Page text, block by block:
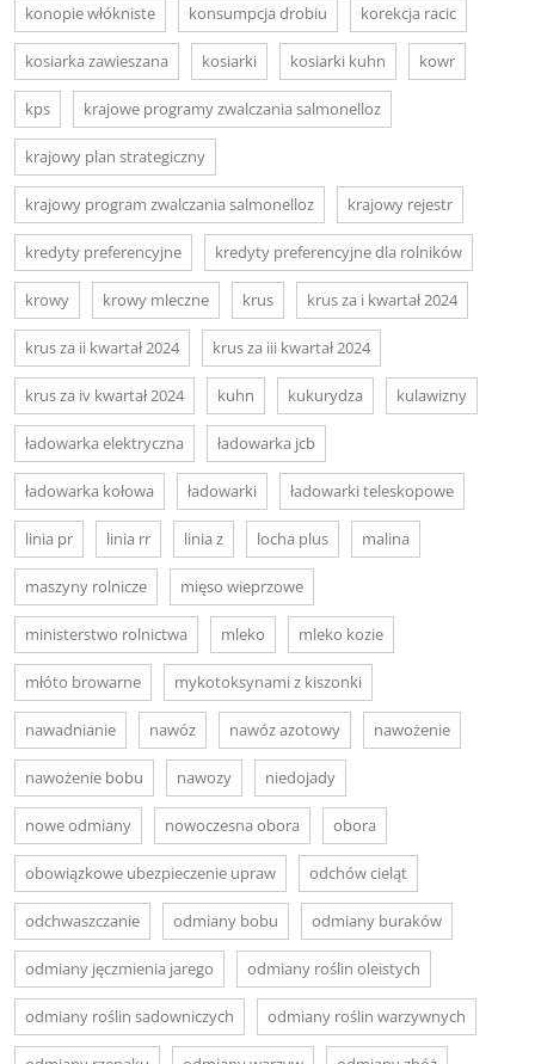
konopie włókniste konsumpcja drobiu korekcja racic
kosiarka zawieszana kosiarki kosiarki kuhn kowr
kps krajowe programy zwalczania salmonelloz
krajowy plan strategiczny
krajowy program zwalczania salmonelloz krajowy rejestr
kredyty preferencyjne kredyty preferencyjne dla rolników
krowy krowy mleczne krus krus za i kwartał 2024
krus za ii kwartał 2024 krus za iii kwartał 2024
krus za iv kwartał 2024 kuhn kukurydza kulawizny
ładowarka elektryczna ładowarka jcb
ładowarka kołowa ładowarki ładowarki teleskopowe
linia pr linia rr linia z locha plus malina
maszyny rolnicze mięso wieprzowe
ministerstwo rolnictwa mleko mleko kozie
młóto browarne mykotoksynami z kiszonki
nawadnianie nawóz nawóz azotowy nawożenie
nawożenie bobu nawozy niedojady
nowe odmiany nowoczesna obora obora
obowiązkowe ubezpieczenie upraw odchów cieląt
odchwaszczanie odmiany bobu odmiany buraków
odmiany jęczmienia jarego odmiany roślin oleistych
odmiany roślin sadowniczych odmiany roślin warzywnych